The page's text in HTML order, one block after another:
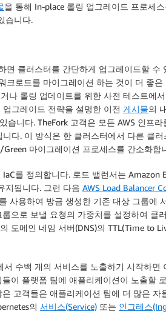
을 통해 In-place 롤링 업그레이드 프로세
습니다.
클러스터를 간단하게 업그레이드할 수
로드를 마이그레이션 하는 것이 더 좋
나 롤링 업데이트를 위한 사전 테스트에
그레이드 전략을 설명한 이전 게시물의
니다. TheFork 고객은 모든 AWS 인프라
다. 이 방식은 한 클러스터에서 다른 클
마이그레이션 프로세스를 간소화합
를 정의합니다. 로드 밸런서는 Amazon
지됩니다. 그런 다음 AWS Load Balancer
사용하여 방금 생성한 기존 대상 그룹에
으로 보낼 요청의 가중치를 설정하여 클
도메인 네임 서버(DNS)의 TTL(Time to
수백 개의 서비스를 노출하기 시작하면
이 플랫폼 팀에 애플리케이션이 노출할
고객들은 애플리케이션 팀에 더 많은 자
의 서비스(Service) 또는 인그레스